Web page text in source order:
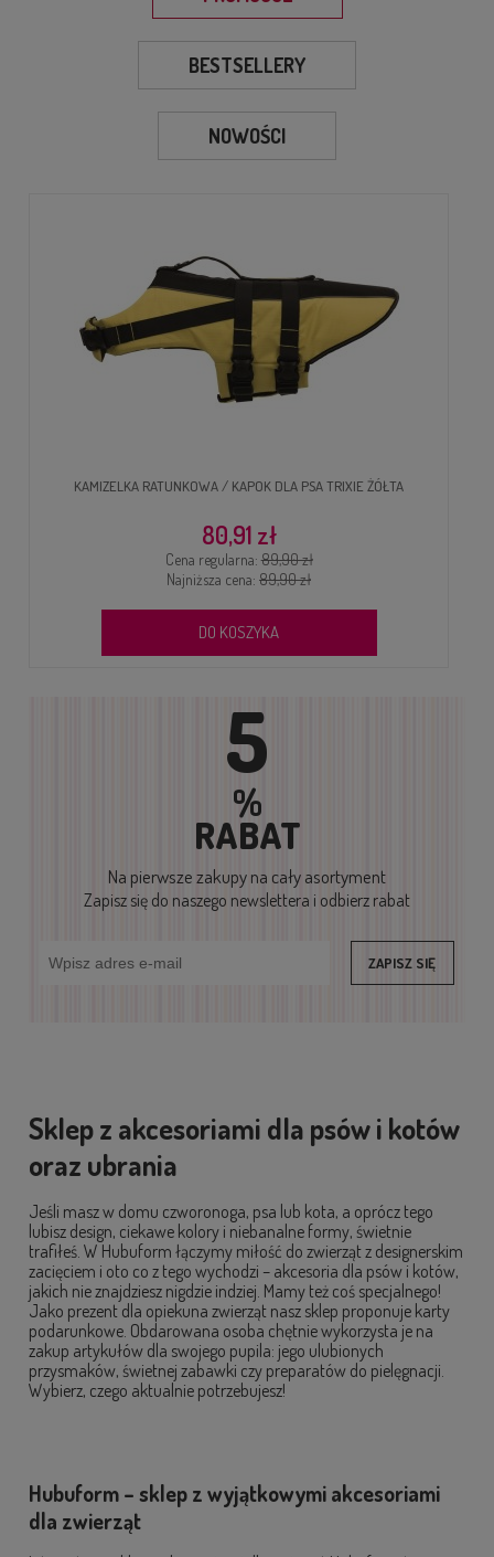
BESTSELLERY
NOWOŚCI
KAMIZELKA RATUNKOWA / KAPOK DLA PSA TRIXIE ŻÓŁTA
80,91 zł
Cena regularna:89,90 zł
Najniższa cena: 89,90 zł
DO KOSZYKA
5
%
RABAT
Na pierwsze zakupyna cały asortyment
Zapisz się do naszego newslettera i odbierz rabat
ZAPISZ SIĘ
Sklep z akcesoriami dla psów i kotów
oraz ubrania
Jeśli masz w domu czworonoga, psa lub kota, a oprócz tego
lubisz design, ciekawe kolory i niebanalne formy, świetnie
trafiłeś. W Hubuform łączymy miłość do zwierząt z designerskim
zacięciem i oto co z tego wychodzi – akcesoria dla psów i kotów,
jakich nie znajdziesz nigdzie indziej. Mamy też coś specjalnego!
Jako prezent dla opiekuna zwierząt nasz sklep proponuje karty
podarunkowe. Obdarowana osoba chętnie wykorzysta je na
zakup artykułów dla swojego pupila: jego ulubionych
przysmaków, świetnej zabawki czy preparatów do pielęgnacji.
Wybierz, czego aktualnie potrzebujesz!
Hubuform – sklep z wyjątkowymi akcesoriami
dla zwierząt